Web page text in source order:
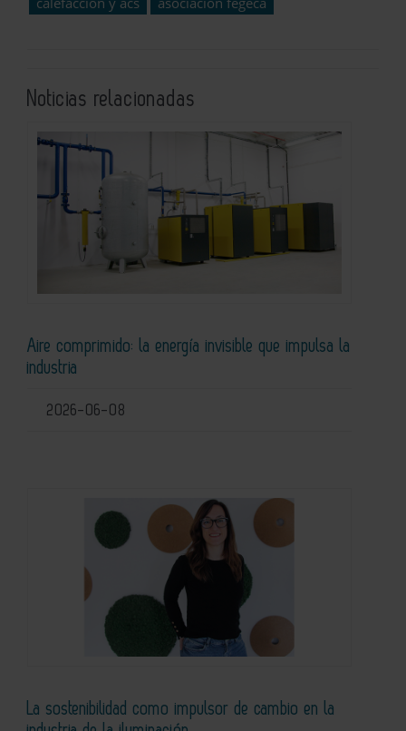
Noticias relacionadas
Aire comprimido: la energía invisible que impulsa la
industria
2026-06-08
La sostenibilidad como impulsor de cambio en la